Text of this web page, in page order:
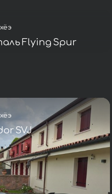
Flying Spur
SVJ